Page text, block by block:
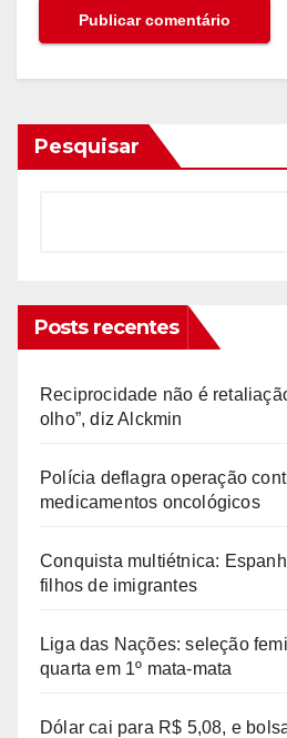
Pesquisar
Posts recentes
Reciprocidade não é
olho”, diz Alckmin
Polícia deflagra operação
medicamentos oncológicos
Conquista multiétnica:
filhos de imigrantes
Liga das Nações: seleção
quarta em 1º mata-mata
Dólar cai para R$ 5,08, e